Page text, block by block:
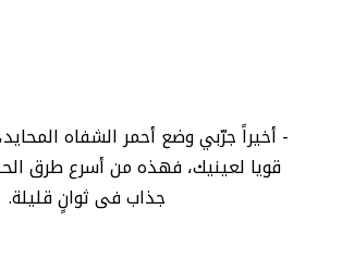
- أخيراً جرّبي وضع أحمر الشفاه
قويا لعينيك، فهذه من أسرع طرق
جذاب فى ثوانٍ قليلة.